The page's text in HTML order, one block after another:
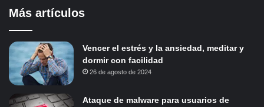
Más artículos
Vencer el estrés y la ansiedad, meditar y
dormir con facilidad
26 de agosto de 2024
Ataque de malware para usuarios de